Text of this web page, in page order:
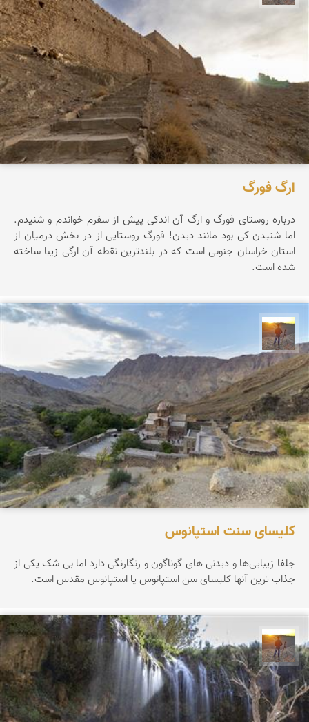
ارگ فورگ
درباره روستای فورگ و ارگ آن اندکی پیش از سفرم خواندم و شنیدم.
اما شنیدن کی بود مانند دیدن! فورگ روستایی از در بخش درمیان از
استان خراسان جنوبی است که در بلندترین نقطه آن ارگی زیبا ساخته
شده است.
کلیسای سنت استپانوس
جلفا زیبایی‌ها و دیدنی های گوناگون و رنگارنگی دارد اما بی شک یکی از
جذاب ترین آنها کلیسای سن استپانوس یا استپانوس مقدس است.
مهدی مخلصیان